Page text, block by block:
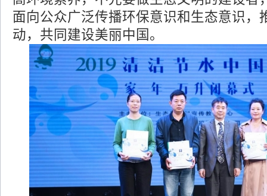
面向公众广泛传播环保意识和生态意识，
动，共同建设美丽中国。